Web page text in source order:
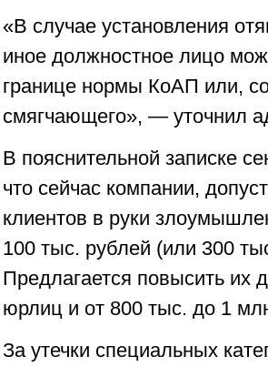
«В случае установления
иное должностное лицо
границе нормы КоАП или,
смягчающего», — уточнил
В пояснительной записке
что сейчас компании,
клиентов в руки
100 тыс. рублей (или 300
Предлагается повысить их
юрлиц и от 800 тыс. до 1
За утечки специальных